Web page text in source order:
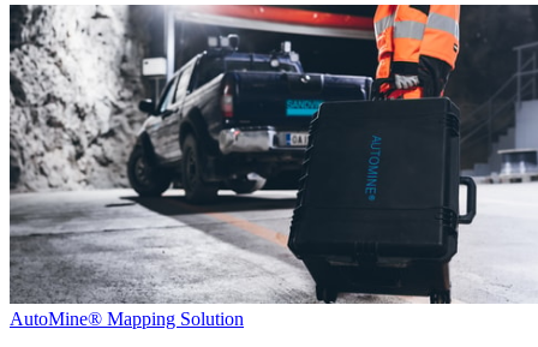
AutoMine® Mapping Solution